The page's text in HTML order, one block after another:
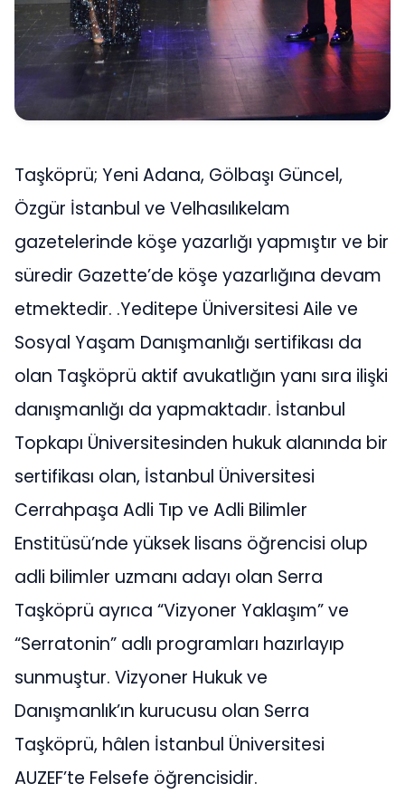
Taşköprü; Yeni Adana, Gölbaşı Güncel,
Özgür İstanbul ve Velhasılıkelam
gazetelerinde köşe yazarlığı yapmıştır ve bir
süredir Gazette’de köşe yazarlığına devam
etmektedir. .Yeditepe Üniversitesi Aile ve
Sosyal Yaşam Danışmanlığı sertifikası da
olan Taşköprü aktif avukatlığın yanı sıra ilişki
danışmanlığı da yapmaktadır. İstanbul
Topkapı Üniversitesinden hukuk alanında bir
sertifikası olan, İstanbul Üniversitesi
Cerrahpaşa Adli Tıp ve Adli Bilimler
Enstitüsü’nde yüksek lisans öğrencisi olup
adli bilimler uzmanı adayı olan Serra
Taşköprü ayrıca “Vizyoner Yaklaşım” ve
“Serratonin” adlı programları hazırlayıp
sunmuştur. Vizyoner Hukuk ve
Danışmanlık’ın kurucusu olan Serra
Taşköprü, hâlen İstanbul Üniversitesi
AUZEF’te Felsefe öğrencisidir.